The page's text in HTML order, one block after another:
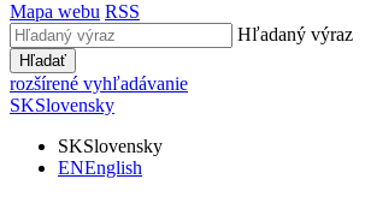
Mapa webu RSS
Hľadaný výraz
Hľadať
rozšírené vyhľadávanie
SKSlovensky
SKSlovensky
ENEnglish